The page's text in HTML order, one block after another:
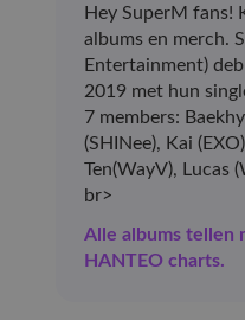
Hey SuperM fans!
albums en merch.
Entertainment)
2019 met hun
7 members:
(SHINee), Kai
Ten(WayV), Lucas
br>
Alle albums tellen
HANTEO charts.